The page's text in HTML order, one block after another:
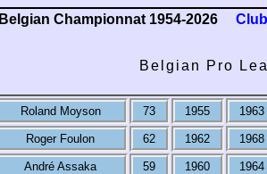
Belgian Championnat 1954-2026
Belgian Pro
Roland Moyson 73 1955 1963
Roger Foulon 62 1962 1968
André Assaka 59 1960 1964